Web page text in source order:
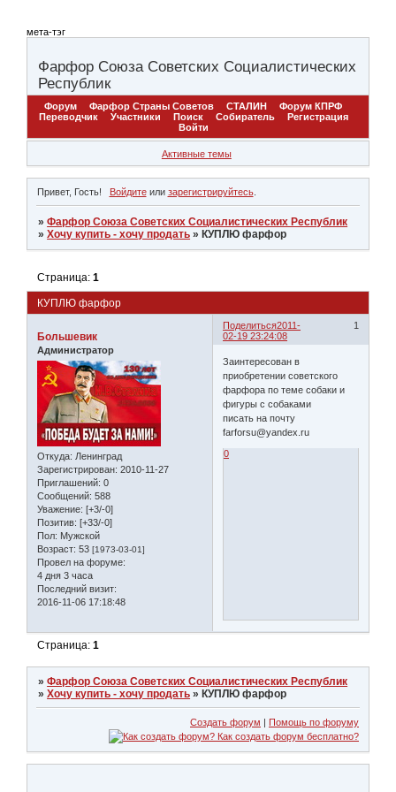
мета-тэг
Фарфор Союза Советских Социалистических
Республик
Форум Фарфор Страны Советов СТАЛИН
Форум КПРФ
Переводчик
Участники Поиск Собиратель
Регистрация
Войти
Активные темы
Привет, Гость! Войдитеили зарегистрируйтесь.
»Фарфор Союза Советских Социалистических Республик
»Хочу купить - хочу продать » КУПЛЮ фарфор
КУПЛЮ фарфор
Страница:1
Поделиться 1
2011-
02-19 23:24:08
Большевик
Администратор
Откуда: Ленинград
Зарегистрирован: 2010-11-27
Приглашений: 0
Сообщений: 588
Уважение: [+3/-0]
Позитив: [+33/-0]
Пол: Мужской
Возраст: 53 [1973-03-01]
Провел на форуме:
4 дня 3 часа
Последний визит:
2016-11-06 17:18:48
Заинтересован в
приобретении советского
фарфора по теме собаки и
фигуры с собаками
писать на почту
farforsu@yandex.ru
0
Страница:1
»Фарфор Союза Советских Социалистических Республик
»Хочу купить - хочу продать » КУПЛЮ фарфор
Создать форум | Помощь по форуму